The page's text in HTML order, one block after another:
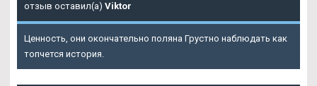
отзыв оставил(а) Viktor
Ценность, они окончательно поляна Грустно наблюдать как
топчется история.